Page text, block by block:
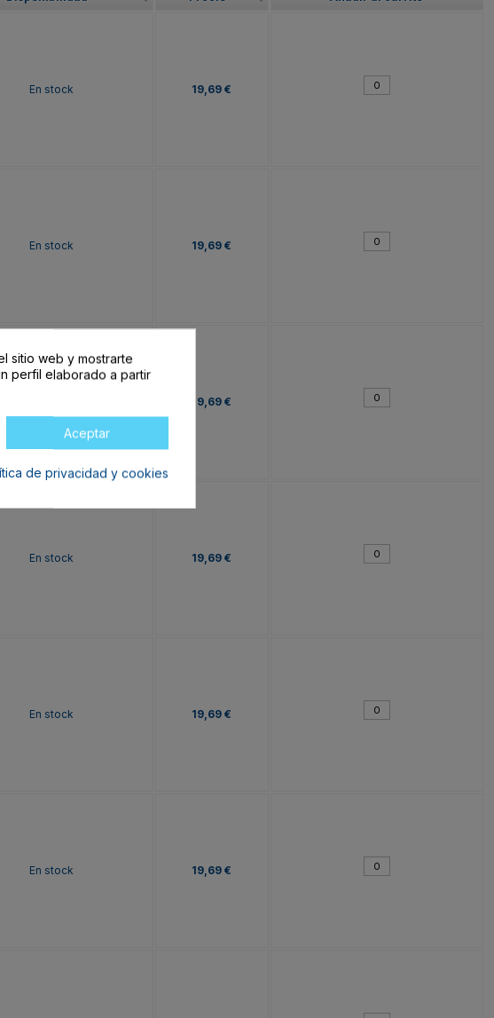
En stock 19,69 €
En stock 19,69 €
19,69 €
En stock 19,69 €
En stock 19,69 €
En stock 19,69 €
sitio web y mostrarte
perfil elaborado a partir
Aceptar
de privacidad y cookies